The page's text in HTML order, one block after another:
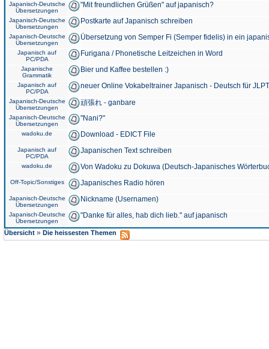
Japanisch-Deutsche
Übersetzungen
"Mit freundlichen Grüßen" auf japanisch?
Japanisch-Deutsche
Übersetzungen
Postkarte auf Japanisch schreiben
Japanisch-Deutsche
Übersetzungen
Übersetzung von Semper Fi (Semper fidelis) in ein
Japanisch auf
PC/PDA
Furigana / Phonetische Leitzeichen in Word
Japanische
Grammatik
Bier und Kaffee bestellen :)
Japanisch auf
PC/PDA
neuer Online Vokabeltrainer Japanisch - Deutsch für
Japanisch-Deutsche
Übersetzungen
頑張れ - ganbare
Japanisch-Deutsche
Übersetzungen
"Nani?"
wadoku.de Download - EDICT File
Japanisch auf
PC/PDA
Japanischen Text schreiben
wadoku.de Von Wadoku zu Dokuwa (Deutsch-Japanisches
Off-Topic/Sonstiges Japanisches Radio hören
Japanisch-Deutsche
Übersetzungen
Nickname (Usernamen)
Japanisch-Deutsche
Übersetzungen
"Danke für alles, hab dich lieb." auf japanisch
Übersicht » Die heissesten Themen